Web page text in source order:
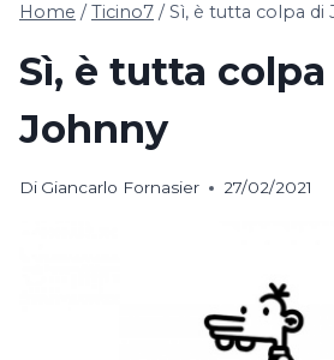
Home / Ticino7 / Sì, è tutta colpa di
Sì, è tutta
Johnny
Di Giancarlo Fornasier 27/02/2021